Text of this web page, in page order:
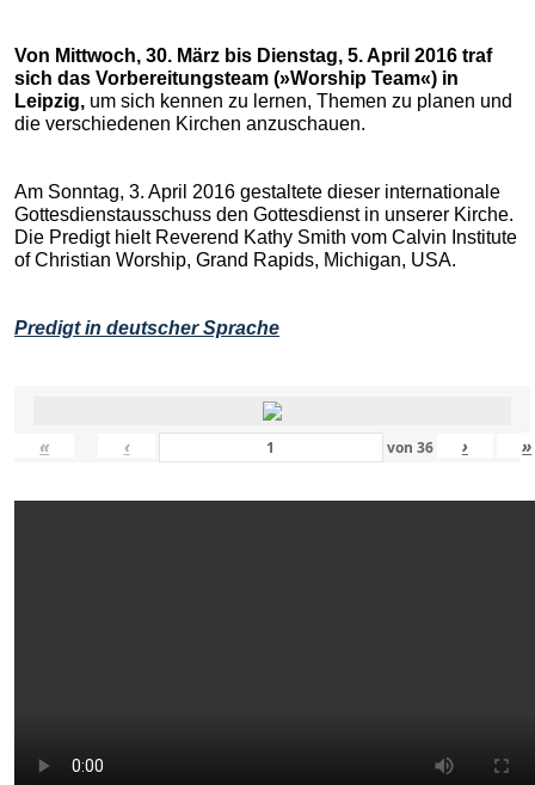
Von Mittwoch, 30. März bis Dienstag, 5. April 2016 traf
sich das Vorbereitungsteam (»Worship Team«) in
Leipzig, um sich kennen zu lernen, Themen zu planen und
die verschiedenen Kirchen anzuschauen.
Am Sonntag, 3. April 2016 gestaltete dieser internationale
Gottesdienstausschuss den Gottesdienst in unserer Kirche.
Die Predigt hielt Reverend Kathy Smith vom Calvin Institute
of Christian Worship, Grand Rapids, Michigan, USA.
Predigt in deutscher Sprache
« ‹ von 36 › »